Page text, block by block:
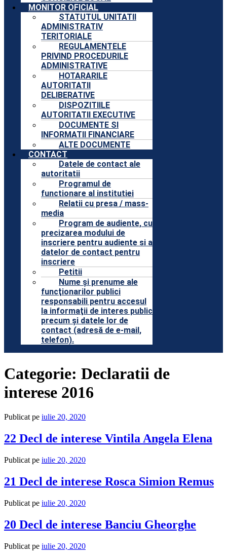
MONITOR OFICIAL
STATUTUL UNITATII
ADMINISTRATIV
TERITORIALE
REGULAMENTELE
PRIVIND PROCEDURILE
ADMINISTRATIVE
HOTARARILE
AUTORITATII
DELIBERATIVE
DISPOZITIILE
AUTORITATII EXECUTIVE
DOCUMENTE SI
INFORMATII FINANCIARE
ALTE DOCUMENTE
CONTACT
Datele de contact ale
autoritatii
Programul de
functionare al institutiei
Relatii cu presa / mass-
media
Program de audiente, cu
precizarea modului de
inscriere pentru audiente si a
datelor de contact pentru
inscriere
Petitii
Nume şi prenume ale
funcţionarilor publici
responsabili pentru accesul
la informaţii de interes public
precum şi datele lor de
contact (adresă de e-mail,
telefon).
Categorie: Declaratii de
interese 2016
Publicat pe iulie 20, 2020
22 Decl de interese Vintila Angela Elena
Publicat pe iulie 20, 2020
21 Decl de interese Rosca Simion Remus
Publicat pe iulie 20, 2020
20 Decl de interese Banciu Gheorghe
Publicat pe iulie 20, 2020